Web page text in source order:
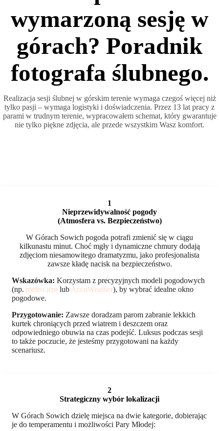
wymarzoną sesję w
górach? Poradnik
fotografa ślubnego.
Realizacja sesji ślubnej w górskim terenie wymaga czegoś więcej niż
tylko pasji – wymaga logistyki i doświadczenia. Przez 13 lat pracy z
parami w trudnym terenie, wypracowałem schemat, który gwarantuje
nie tylko piękne zdjęcia, ale przede wszystkim Wasz komfort.
1
Nieprzewidywalność pogody
(Atmosfera vs. Bezpieczeństwo)
W Górach Sowich pogoda potrafi zmienić się w ciągu
kilkunastu minut. Choć mgły i dynamiczne chmury dodają
zdjęciom niesamowitego dramatyzmu, jako profesjonalista
zawsze kładę nacisk na bezpieczeństwo.
Wskazówka: Korzystam z precyzyjnych modeli pogodowych
(np. meteo.icm lub AccuWeather), by wybrać idealne okno
pogodowe.
Przygotowanie: Zawsze doradzam parom zabranie lekkich
kurtek chroniących przed wiatrem i deszczem oraz
odpowiedniego obuwia na czas podejść. Luksus podczas sesji
to także poczucie, że jesteśmy przygotowani na każdy
scenariusz.
2
Strategiczny wybór lokalizacji
W Górach Sowich dzielę miejsca na dwie kategorie, dobierając
je do temperamentu i możliwości Pary Młodej: